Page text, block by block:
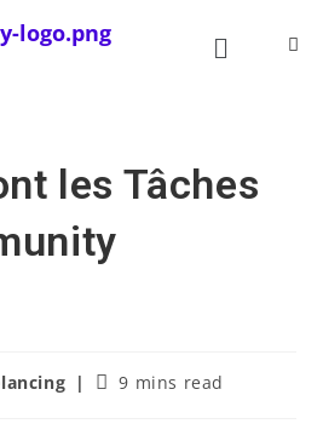
les Tâches
9 mins read